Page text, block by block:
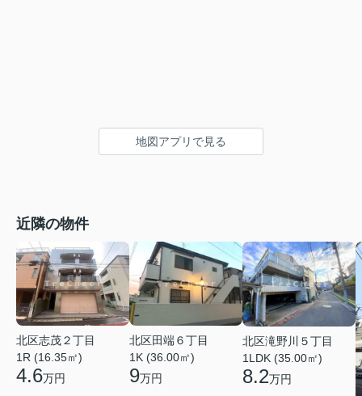
地図アプリで見る
近隣の物件
北区志茂２丁目
1R (16.35㎡)
4.6万円
北区田端６丁目
1K (36.00㎡)
9万円
北区滝野川５丁目
1LDK (35.00㎡)
8.2万円